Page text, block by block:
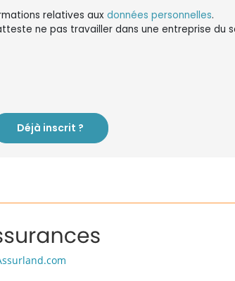
relatives aux données personnelles.
ne pas travailler dans une entreprise du
Déjà inscrit ?